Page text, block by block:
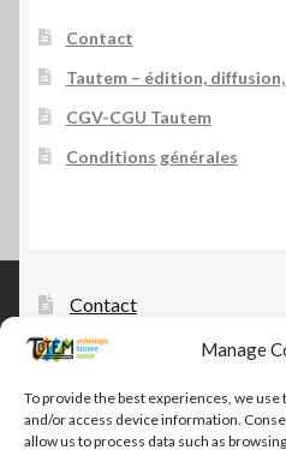
Manage
To provide the best experiences, we
and/or access device information.
allow us to process data such as
Contact
Tautem – édition,
CGV-CGU Tautem
Conditions générales
Contact
Tautem – édition,
CGV-CGU Tautem
Conditions générales